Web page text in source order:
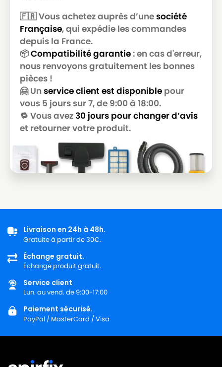
🇫🇷 Vous achetez auprès d’unesociété
Française, qui expédie les commandes
depuis la France.
📦Compatibilité garantie: en cas d'erreur,
nous renvoyons gratuitement les bonnes
pièces !
🤗 Un service client est disponible pour
vous 5 jours sur 7, de 9:00 à 18:00.
🔁 Vous avez30 jours pour changer d’avis
et retourner votre produit.
Livraison en 24h à 48h.
Gratuite à partir de 30€.
Échange gratuit.
Échange produit gratuit.
Service client
Lun. au vend. de 9:00-17:00
Paiement sécurisé.
PayPal / MasterCard / Visa